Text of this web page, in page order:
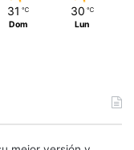
31 ℃
Dom
30 ℃
Lun